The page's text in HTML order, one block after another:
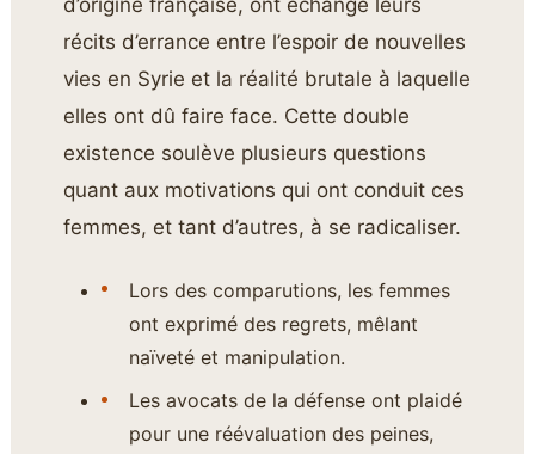
d’origine française, ont échangé leurs
récits d’errance entre l’espoir de nouvelles
vies en Syrie et la réalité brutale à laquelle
elles ont dû faire face. Cette double
existence soulève plusieurs questions
quant aux motivations qui ont conduit ces
femmes, et tant d’autres, à se radicaliser.
Lors des comparutions, les femmes
ont exprimé des regrets, mêlant
naïveté et manipulation.
Les avocats de la défense ont plaidé
pour une réévaluation des peines,